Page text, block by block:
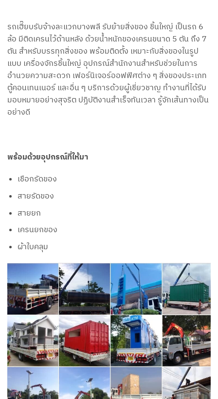
รถเฮี๊ยบรับจ้างละแวกบางพลี รับย้ายสิ่งของ ชิ้นใหญ่ เป็นรถ 6
ล้อ มีติดเครนไว้ด้านหลัง ด้วยน้ำหนักของเครนขนาด 5 ตัน ถึง 7
ตัน สำหรับบรรทุกสิ่งของ พร้อมติดตั้ง เหมาะกับสิ่งของในรูป
แบบ เครื่องจักรชิ้นใหญ่ อุปกรณ์สำนักงานสำหรับช่วยในการ
อำนวยความสะดวก เฟอร์นิเจอร์ออฟฟิศต่าง ๆ สิ่งของประเภท
ตู้คอนเทนเนอร์ และอื่น ๆ บริการด้วยผู้เชี่ยวชาญ ทำงานที่ได้รับ
มอบหมายอย่างสุจริต ปฏิบัติงานสำเร็จทันเวลา รู้จักเส้นทางเป็น
อย่างดี
พร้อมด้วยอุปกรณ์ที่ให้มา
เชือกรัดของ
สายรัดของ
สายยก
เครนยกของ
ผ้าใบคลุม